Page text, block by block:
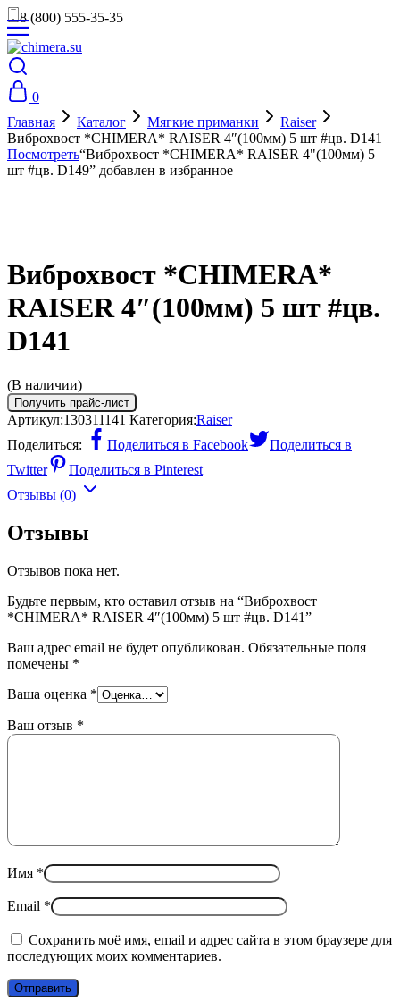
8 (800) 555-35-35
0
Главная
Каталог Мягкие приманки
Raiser
Виброхвост *CHIMERA* RAISER 4″(100мм) 5 шт #цв. D141
Посмотреть“Виброхвост *CHIMERA* RAISER 4"(100мм) 5
шт #цв. D149” добавлен в избранное
Виброхвост *CHIMERA*
RAISER 4″(100мм) 5 шт #цв.
D141
(В наличии)
Получить прайс-лист
Артикул:130311141 Категория:Raiser
Поделиться:
Поделиться в Facebook
Поделиться в
Twitter
Поделиться в Pinterest
Отзывы (0)
Отзывы
Отзывов пока нет.
Будьте первым, кто оставил отзыв на “Виброхвост
*CHIMERA* RAISER 4″(100мм) 5 шт #цв. D141”
Ваш адрес email не будет опубликован. Обязательные поля
помечены *
Ваша оценка *
Ваш отзыв *
Имя *
Email *
Сохранить моё имя, email и адрес сайта в этом браузере для
последующих моих комментариев.